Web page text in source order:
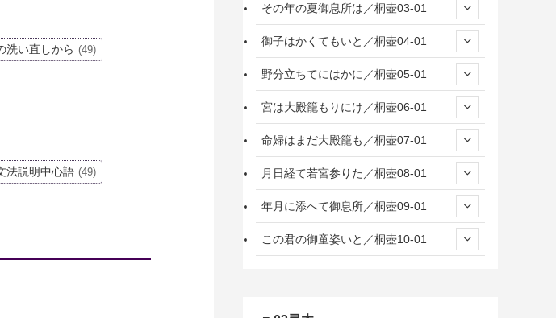
い直しから (49)
法説明中心語 (49)
その年の夏御息所は／桐壺03-01
御子はかくてもいと／桐壺04-01
野分立ちてにはかに／桐壺05-01
宮は大殿籠もりにけ／桐壺06-01
命婦はまだ大殿籠も／桐壺07-01
月日経て若宮参りた／桐壺08-01
年月に添へて御息所／桐壺09-01
この君の御童姿いと／桐壺10-01